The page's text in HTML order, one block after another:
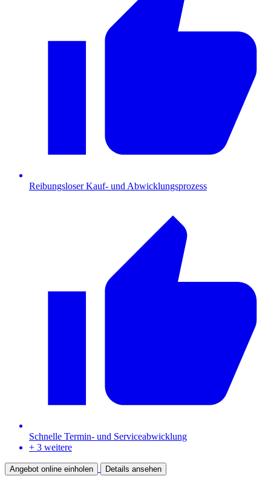
Reibungsloser Kauf- und Abwicklungsprozess
Schnelle Termin- und Serviceabwicklung
+ 3 weitere
Angebot online einholen Details ansehen